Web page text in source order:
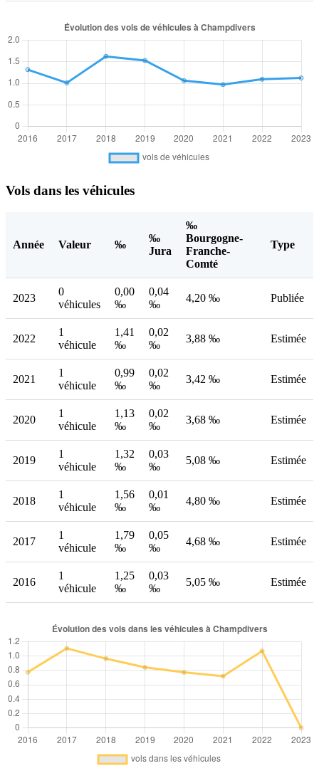
Vols dans les véhicules
Année Valeur ‰
‰
Jura
‰
Bourgogne-
Franche-
Comté
Type
2023
0
véhicules
0,00
‰
0,04
‰
4,20 ‰ Publiée
2022
1
véhicule
1,41
‰
0,02
‰
3,88 ‰ Estimée
2021
1
véhicule
0,99
‰
0,02
‰
3,42 ‰ Estimée
2020
1
véhicule
1,13
‰
0,02
‰
3,68 ‰ Estimée
2019
1
véhicule
1,32
‰
0,03
‰
5,08 ‰ Estimée
2018
1
véhicule
1,56
‰
0,01
‰
4,80 ‰ Estimée
2017
1
véhicule
1,79
‰
0,05
‰
4,68 ‰ Estimée
2016
1
véhicule
1,25
‰
0,03
‰
5,05 ‰ Estimée